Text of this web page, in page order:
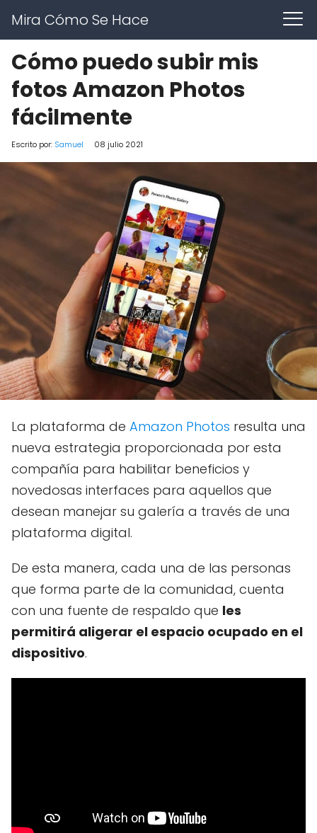
Mira Cómo Se Hace
Cómo puedo subir mis
fotos Amazon Photos
fácilmente
Escrito por: Samuel 08 julio 2021
La plataforma de Amazon Photos resulta una
nueva estrategia proporcionada por esta
compañía para habilitar beneficios y
novedosas interfaces para aquellos que
desean manejar su galería a través de una
plataforma digital.
De esta manera, cada una de las personas
que forma parte de la comunidad, cuenta
con una fuente de respaldo que les
permitirá aligerar el espacio ocupado en el
dispositivo.